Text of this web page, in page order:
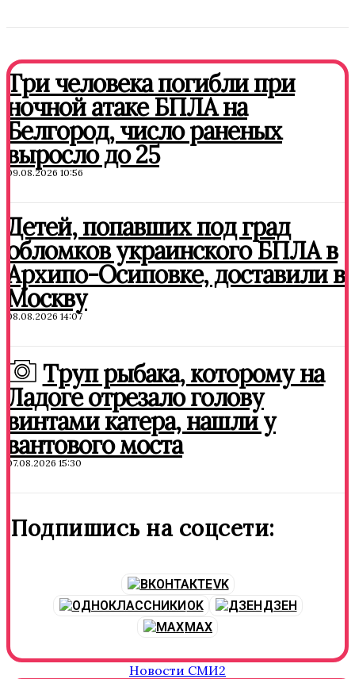
Три человека погибли при
ночной атаке БПЛА на
Белгород, число раненых
выросло до 25
09.08.2026 10:56
Детей, попавших под град
обломков украинского БПЛА в
Архипо-Осиповке, доставили в
Москву
08.08.2026 14:07
Труп рыбака, которому на
Ладоге отрезало голову
винтами катера, нашли у
вантового моста
07.08.2026 15:30
Подпишись на соцсети:
VK
OK
ДЗЕН
MAX
Новости СМИ2